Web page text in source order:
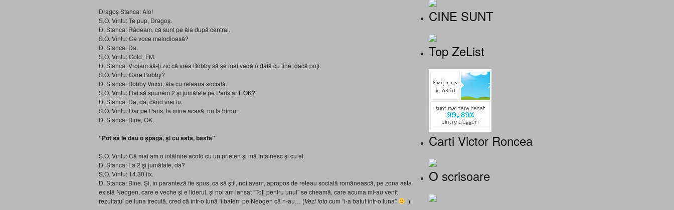
Dragoş Stanca: Alo!
S.O. Vîntu: Te pup, Dragoş.
D. Stanca: Râdeam, că sunt pe ăla după central.
S.O. Vîntu: Ce voce melodioasă?
D. Stanca: Da.
S.O. Vîntu: Gold_FM.
D. Stanca: Vroiam să-ţi zic că vrea Bobby să se mai vadă o dată cu tine, dacă poţi.
S.O. Vîntu: Care Bobby?
D. Stanca: Bobby Voicu, ăla cu reteaua socială.
S.O. Vîntu: Hai să spunem 2 şi jumătate pe Paris ar fi OK?
D. Stanca: Da, da, când vrei tu.
S.O. Vîntu: Dar pe Paris, la mine acasă, nu la birou.
D. Stanca: Bine, OK.
“Pot să le dau o şpagă, şi cu asta, basta”
S.O. Vîntu: Că mai am o întâlnire acolo cu un prieten şi mă întâlnesc şi cu el.
D. Stanca: La 2 şi jumătate, da?
S.O. Vîntu: 14.30 fix.
D. Stanca: Bine. Şi, în paranteză fie spus, ca să ştii, noi avem, apropos de reteau socială românească, pe zona asta
există Neogen, care e veche şi e liderul, şi noi am lansat “Toţi pentru unul” se cheamă, care acuma mi-au venit
rezultatul pe luna trecută, cred că într-o lună îi batem pe Neogen că n-au… (Vezi fotocum “i-a batut intr-o luna” )
CINE SUNT
Top ZeList
Carti Victor Roncea
O scrisoare